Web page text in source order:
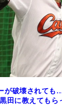
が破壊されても
田に教えてもら